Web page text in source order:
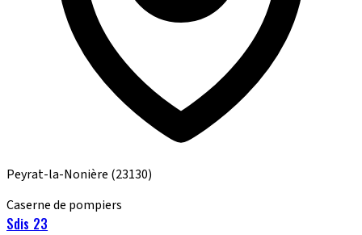
Peyrat-la-Nonière (23130)
Caserne de pompiers
Sdis 23